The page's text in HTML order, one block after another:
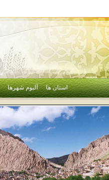
استان ها آلبوم شهرها